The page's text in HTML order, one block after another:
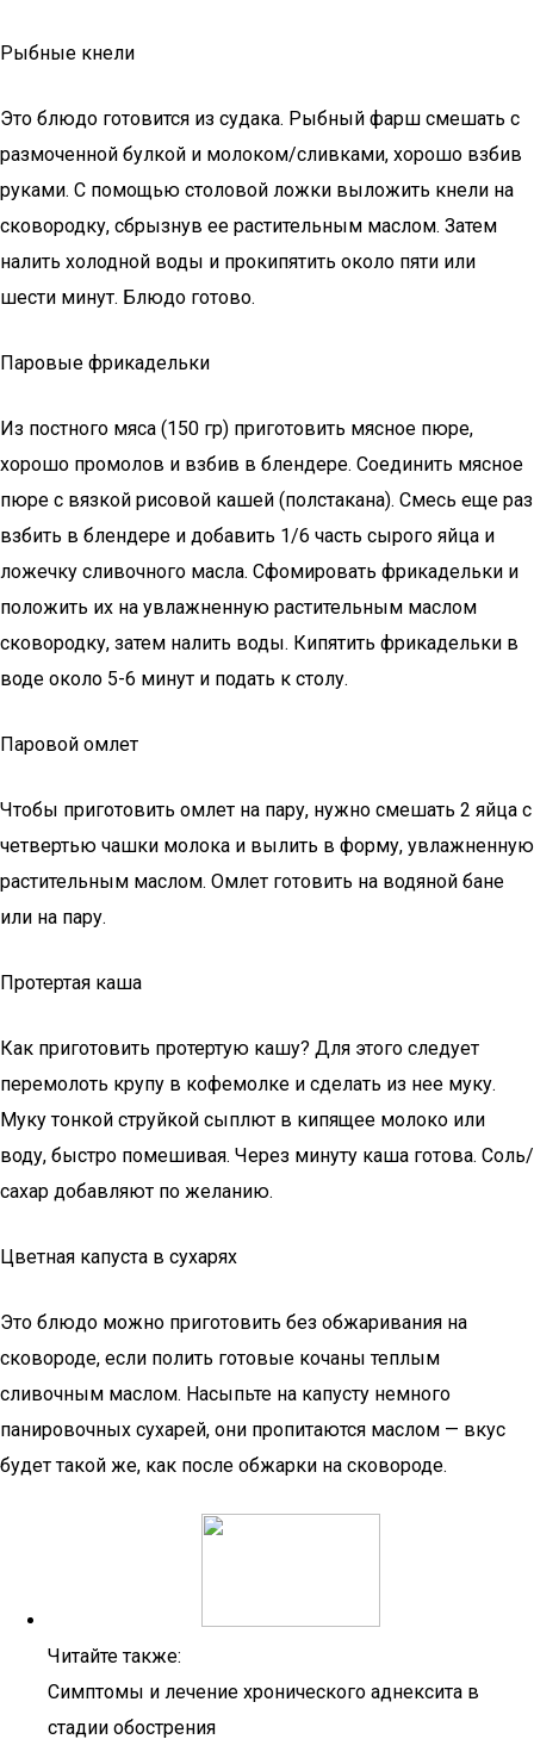
Рыбные кнели
Это блюдо готовится из судака. Рыбный фарш смешать с
размоченной булкой и молоком/сливками, хорошо взбив
руками. С помощью столовой ложки выложить кнели на
сковородку, сбрызнув ее растительным маслом. Затем
налить холодной воды и прокипятить около пяти или
шести минут. Блюдо готово.
Паровые фрикадельки
Из постного мяса (150 гр) приготовить мясное пюре,
хорошо промолов и взбив в блендере. Соединить мясное
пюре с вязкой рисовой кашей (полстакана). Смесь еще раз
взбить в блендере и добавить 1/6 часть сырого яйца и
ложечку сливочного масла. Сфомировать фрикадельки и
положить их на увлажненную растительным маслом
сковородку, затем налить воды. Кипятить фрикадельки в
воде около 5-6 минут и подать к столу.
Паровой омлет
Чтобы приготовить омлет на пару, нужно смешать 2 яйца с
четвертью чашки молока и вылить в форму, увлажненную
растительным маслом. Омлет готовить на водяной бане
или на пару.
Протертая каша
Как приготовить протертую кашу? Для этого следует
перемолоть крупу в кофемолке и сделать из нее муку.
Муку тонкой струйкой сыплют в кипящее молоко или
воду, быстро помешивая. Через минуту каша готова. Соль/
сахар добавляют по желанию.
Цветная капуста в сухарях
Это блюдо можно приготовить без обжаривания на
сковороде, если полить готовые кочаны теплым
сливочным маслом. Насыпьте на капусту немного
панировочных сухарей, они пропитаются маслом — вкус
будет такой же, как после обжарки на сковороде.
Читайте также:
Симптомы и лечение хронического аднексита в
стадии обострения